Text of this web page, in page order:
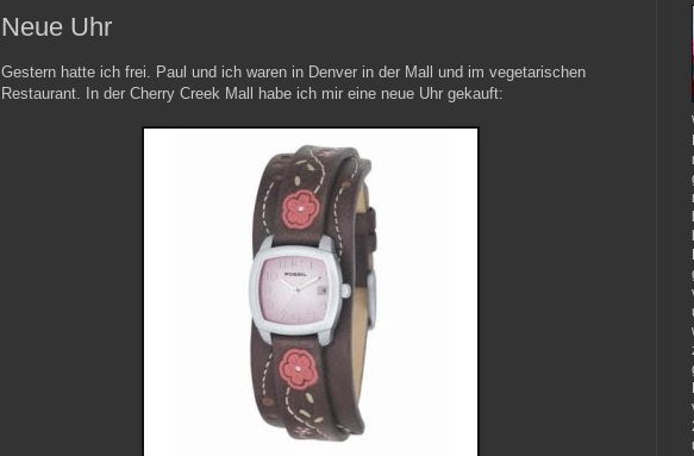
Neue Uhr
Gestern hatte ich frei. Paul und ich waren in Denver in der Mall und im vegetarischen
Restaurant. In der Cherry Creek Mall habe ich mir eine neue Uhr gekauft: